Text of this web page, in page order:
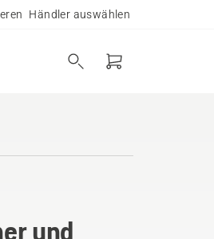
Händler auswählen
und